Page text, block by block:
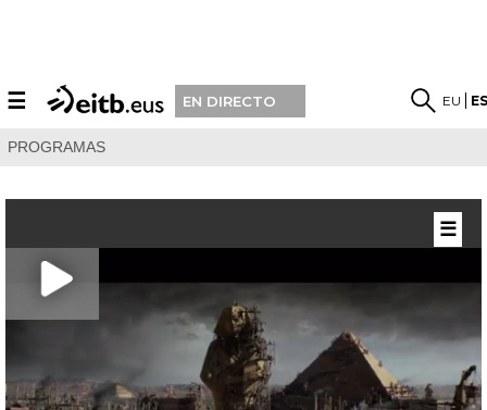
☰ EN DIRECTO EU
PROGRAMAS
☰